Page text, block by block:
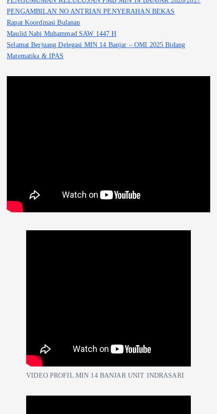
PENGAMBILAN NO ANTRIAN PENYERAHAN BEKAS
Rapat Koordinasi Bulanan
Maulid Nabi Muhammad SAW 1447 H
Selamat Berjuang Delegasi MIN 14 Banjar – OMI 2025 Bidang
Matematika & IPAS
VIDEO PROFIL MIN 14 BANJAR UNIT INDRASARI